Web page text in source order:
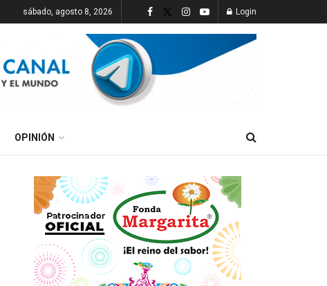
sábado, agosto 8, 2026 Login
OPINIÓN